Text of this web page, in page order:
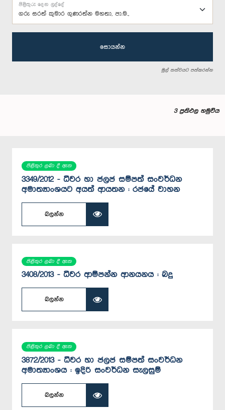
ගරු සරත් කුමාර ගුණරත්න මහතා, පා.ම.,
පිළිතුරු දෙන ලද්දේ
සොයන්න
මුල් තත්වයට පත්කරන්න
3 ප්‍රතිඵල හමුවිය
පිළිතුර ලබා දී ඇත
3349/2012 - ධීවර හා ජලජ සම්පත් සංවර්ධන
අමාත්‍යාංශයට අයත් ආයතන : රජයේ වාහන
බලන්න
පිළිතුර ලබා දී ඇත
3408/2013 - ධීවර ආම්පන්න ආනයනය : බදු
බලන්න
පිළිතුර ලබා දී ඇත
3872/2013 - ධීවර හා ජලජ සම්පත් සංවර්ධන
අමාත්‍යාංශය : ඉදිරි සංවර්ධන සැලසුම්
බලන්න